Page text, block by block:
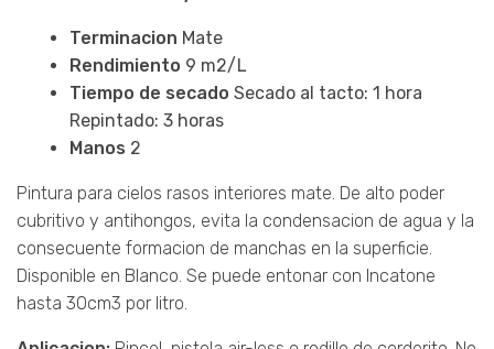
Terminacion Mate
Rendimiento 9 m2/L
Tiempo de secado Secado al tacto: 1 hora
Repintado: 3 horas
Manos 2
Pintura para cielos rasos interiores mate. De alto poder
cubritivo y antihongos, evita la condensacion de agua y la
consecuente formacion de manchas en la superficie.
Disponible en Blanco. Se puede entonar con Incatone
hasta 30cm3 por litro.